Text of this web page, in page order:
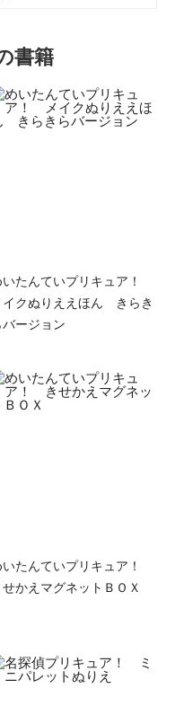
書籍
たんていプリキュア！
イクぬりええほん きらき
バージョン
たんていプリキュア！
せかえマグネットＢＯＸ